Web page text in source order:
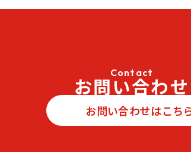
Contact
お問い合わせ
お問い合わせはこち